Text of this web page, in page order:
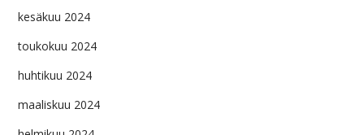
kesäkuu 2024
toukokuu 2024
huhtikuu 2024
maaliskuu 2024